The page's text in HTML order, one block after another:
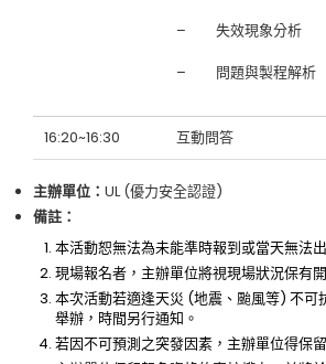
– 失效現象分析
– 問題與製程解析
16:20~16:30 互動問答
主辦單位： UL (優力安全認證)
備註：
本活動恕無法為未能準時報到或當天無法
現場報名者，主辦單位將視現場狀況保有
本次活動若適逢天災 (地震、颱風等) 不可
舉辦，時間另行通知。
若因不可預測之突發因素，主辦單位得保